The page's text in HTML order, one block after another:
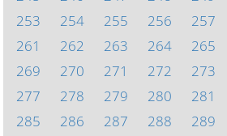
253
254 255 256 257
261
262 263 264 265
269
270 271 272 273
277
278 279 280 281
285
286 287 288 289